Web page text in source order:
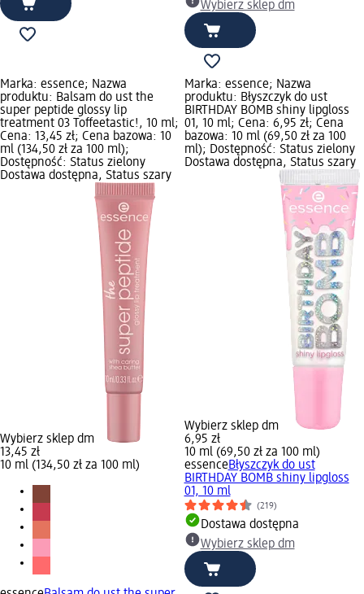
Wybierz sklep dm
Marka: essence; Nazwa
produktu: Balsam do ust the
super peptide glossy lip
treatment 03 Toffeetastic!, 10 ml;
Cena: 13,45 zł; Cena bazowa: 10
ml (134,50 zł za 100 ml);
Dostępność: Status zielony
Dostawa dostępna, Status szary
Wybierz sklep dm
13,45 zł
10 ml (134,50 zł za 100 ml)
Marka: essence; Nazwa
produktu: Błyszczyk do ust
BIRTHDAY BOMB shiny lipgloss
01, 10 ml; Cena: 6,95 zł; Cena
bazowa: 10 ml (69,50 zł za 100
ml); Dostępność: Status zielony
Dostawa dostępna, Status szary
Wybierz sklep dm
6,95 zł
10 ml (69,50 zł za 100 ml)
essenceBłyszczyk do ust
BIRTHDAY BOMB shiny lipgloss
01, 10 ml
(219)
Dostawa dostępna
Wybierz sklep dm